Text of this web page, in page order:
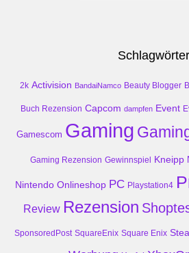
Schlagwörter
2k Activision BandaiNamco Beauty Blogger
Buch Rezension Capcom dampfen Event
Gamescom Gaming
Gaming Rezension Gewinnspiel Kneipp
Nintendo Onlineshop PC Playstation4
Review Rezension
SponsoredPost SquareEnix Square Enix